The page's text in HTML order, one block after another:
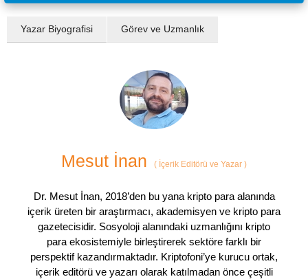
Yazar Biyografisi Görev ve Uzmanlık
Mesut İnan ( İçerik Editörü ve Yazar )
Dr. Mesut İnan, 2018’den bu yana kripto para alanında
içerik üreten bir araştırmacı, akademisyen ve kripto para
gazetecisidir. Sosyoloji alanındaki uzmanlığını kripto
para ekosistemiyle birleştirerek sektöre farklı bir
perspektif kazandırmaktadır. Kriptofoni’ye kurucu ortak,
içerik editörü ve yazarı olarak katılmadan önce çeşitli